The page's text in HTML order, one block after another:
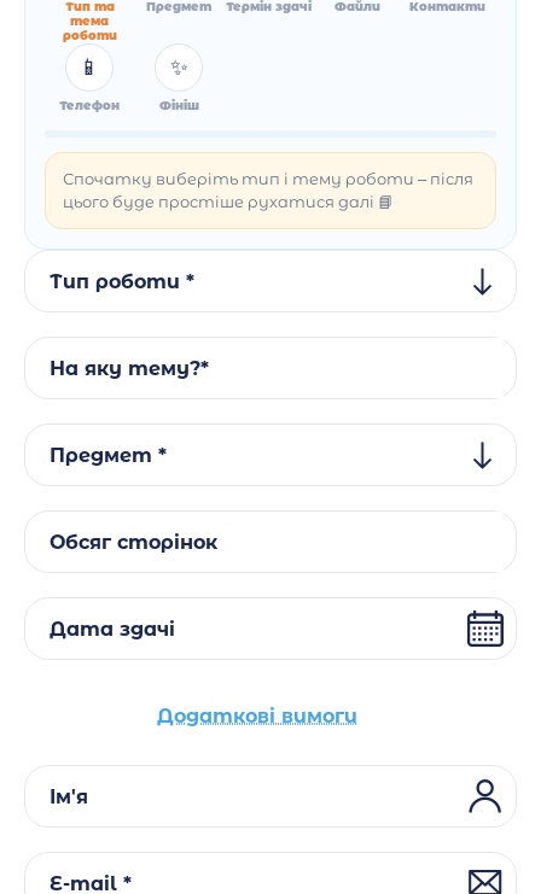
Тип та
тема
роботи
Предмет Термін здачі Файли Контакти
📱
Телефон
✨
Фініш
Спочатку виберіть тип і тему роботи – після
цього буде простіше рухатися далі 📘
Тип роботи *
На яку тему?*
Предмет *
Обсяг сторінок
Дата здачі
Додаткові вимоги
Ім'я
E-mail *